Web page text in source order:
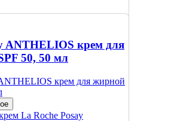
ANTHELIOS крем для
50, 50 мл
La Roche Posay